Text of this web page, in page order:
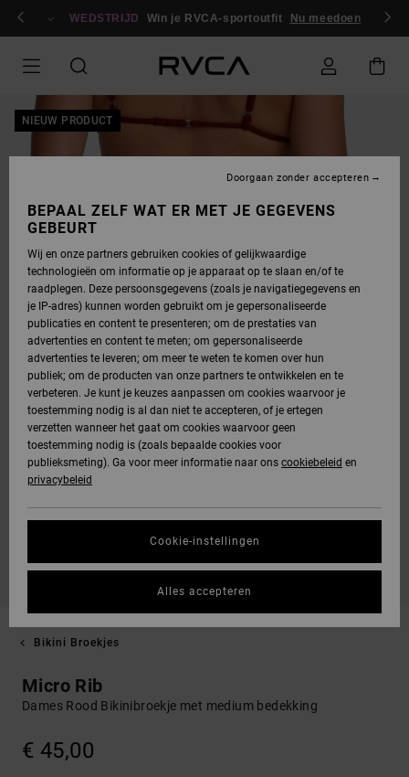
NAAR/ registrerenWEDSTRIJD Win je RVCA-sportoutfit Nu meedoen
NIEUW PRODUCT
Bikini Broekjes
Micro Rib
Dames Rood Bikinibroekje met medium bedekking
€ 45,00
BEPAAL ZELF WAT ER MET JE GEGEVENS
GEBEURT
Wij en onze partners gebruiken cookies of gelijkwaardige
technologieën om informatie op je apparaat op te slaan en/of te
raadplegen. Deze persoonsgegevens (zoals je navigatiegegevens en
je IP-adres) kunnen worden gebruikt om je gepersonaliseerde
publicaties en content te presenteren; om de prestaties van
advertenties en content te meten; om gepersonaliseerde
advertenties te leveren; om meer te weten te komen over hun
publiek; om de producten van onze partners te ontwikkelen en te
verbeteren. Je kunt je keuzes aanpassen om cookies waarvoor je
toestemming nodig is al dan niet te accepteren, of je ertegen
verzetten wanneer het gaat om cookies waarvoor geen
toestemming nodig is (zoals bepaalde cookies voor
publieksmeting). Ga voor meer informatie naar ons cookiebeleid en
privacybeleid
Cookie-instellingen
Doorgaan zonder accepteren
Alles accepteren